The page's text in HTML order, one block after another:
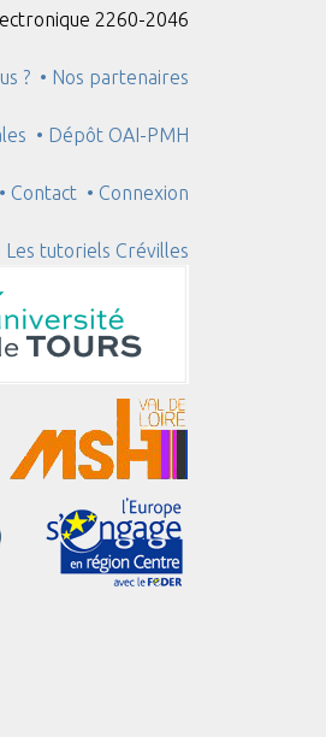
2260-2046
? • Nos partenaires
• Dépôt OAI-PMH
• Contact • Connexion
Les tutoriels Crévilles